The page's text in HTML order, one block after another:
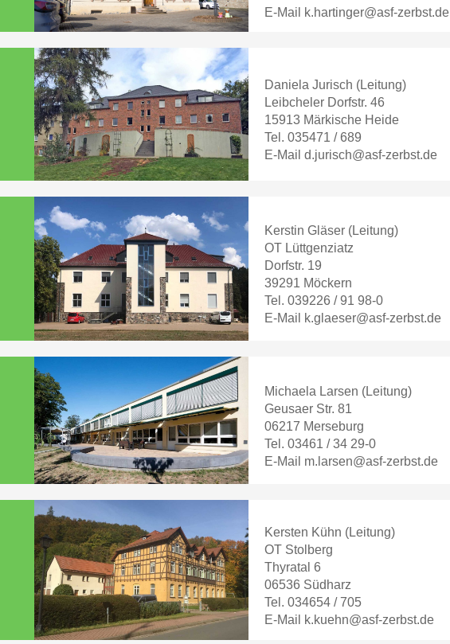
E-Mail k.hartinger@asf-zerbst.de
Daniela Jurisch (Leitung)
Leibcheler Dorfstr. 46
15913 Märkische Heide
Tel. 035471 / 689
E-Mail d.jurisch@asf-zerbst.de
Kerstin Gläser (Leitung)
OT Lüttgenziatz
Dorfstr. 19
39291 Möckern
Tel. 039226 / 91 98-0
E-Mail k.glaeser@asf-zerbst.de
Michaela Larsen (Leitung)
Geusaer Str. 81
06217 Merseburg
Tel. 03461 / 34 29-0
E-Mail m.larsen@asf-zerbst.de
Kersten Kühn (Leitung)
OT Stolberg
Thyratal 6
06536 Südharz
Tel. 034654 / 705
E-Mail k.kuehn@asf-zerbst.de